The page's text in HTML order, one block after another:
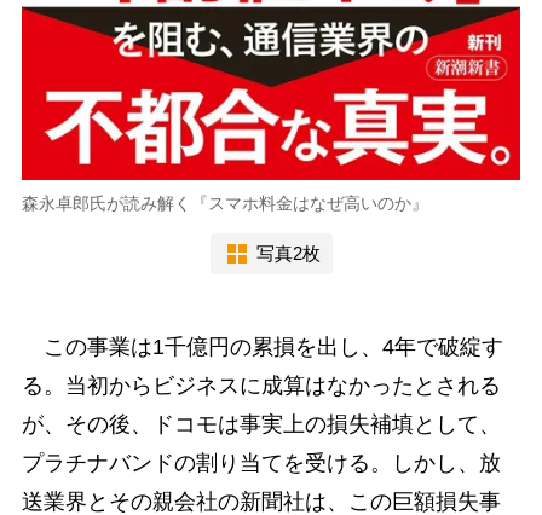
森永卓郎氏が読み解く『スマホ料金はなぜ高いのか』
写真2枚
この事業は1千億円の累損を出し、4年で破綻す
る。当初からビジネスに成算はなかったとされる
が、その後、ドコモは事実上の損失補填として、
プラチナバンドの割り当てを受ける。しかし、放
送業界とその親会社の新聞社は、この巨額損失事